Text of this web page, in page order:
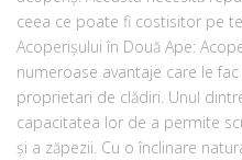
ceea ce poate fi costisitor pe
Acoperișului în Două Ape:
numeroase avantaje care le
proprietari de clădiri. Unul
capacitatea lor de a permite
și a zăpezii. Cu o înclinare